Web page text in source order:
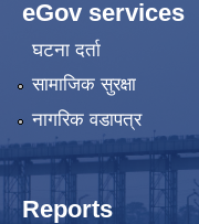
eGov services
घटना दर्ता
सामाजिक सुरक्षा
नागरिक वडापत्र
Reports